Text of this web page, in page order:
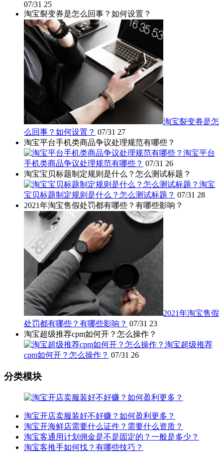
07/31 25
淘宝裂变券是怎么回事？如何设置？
淘宝裂变券是怎
么回事？如何设置？ 07/31 27
淘宝平台手机类商品争议处理规范有哪些？
淘宝平台
手机类商品争议处理规范有哪些？ 07/31 26
淘宝宝贝标题制定规则是什么？怎么测试标题？
淘宝
宝贝标题制定规则是什么？怎么测试标题？ 07/31 28
2021年淘宝售假处罚都有哪些？有哪些影响？
2021年淘宝售假
处罚都有哪些？有哪些影响？ 07/31 23
淘宝超级推荐cpm如何开？怎么操作？
淘宝超级推荐
cpm如何开？怎么操作？ 07/31 26
分类模块
淘宝开店卖服装好不好赚？如何盈利更多？
淘宝开海鲜店需要什么证件？需要什么资质？
淘宝客通用计划佣金是不是固定的？一般是多少？
淘宝客推手如何找？有哪些技巧？